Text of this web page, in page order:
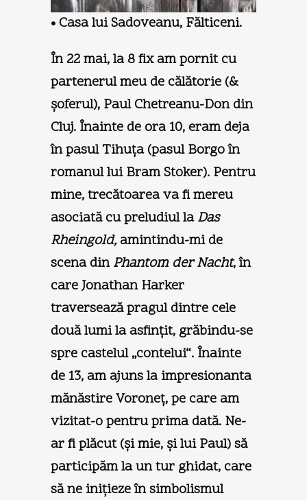
• Casa lui Sadoveanu, Fălticeni.
În 22 mai, la 8 fix am pornit cu
partenerul meu de călătorie (&
şoferul), Paul Chetreanu-Don din
Cluj. Înainte de ora 10, eram deja
în pasul Tihuţa (pasul Borgo în
romanul lui Bram Stoker). Pentru
mine, trecătoarea va fi mereu
asociată cu preludiul laDas
Rheingold,amintindu-mi de
scena dinPhantom der Nacht, în
care Jonathan Harker
traversează pragul dintre cele
două lumi la asfinţit, grăbindu-se
spre castelul „contelui“. Înainte
de 13, am ajuns la impresionanta
mănăstire Voroneţ, pe care am
vizitat-o pentru prima dată. Ne-
ar fi plăcut (şi mie, şi lui Paul) să
participăm la un tur ghidat, care
să ne iniţieze în simbolismul